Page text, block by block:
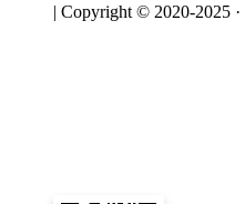
| Copyright © 2020-2025 ·